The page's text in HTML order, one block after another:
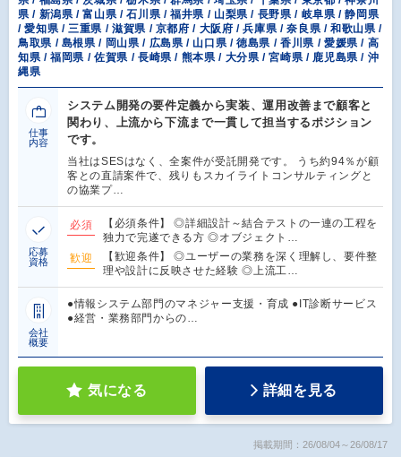
県 / 新潟県 / 富山県 / 石川県 / 福井県 / 山梨県 / 長野県 / 岐阜県 / 静岡県
/ 愛知県 / 三重県 / 滋賀県 / 京都府 / 大阪府 / 兵庫県 / 奈良県 / 和歌山県 /
鳥取県 / 島根県 / 岡山県 / 広島県 / 山口県 / 徳島県 / 香川県 / 愛媛県 / 高
知県 / 福岡県 / 佐賀県 / 長崎県 / 熊本県 / 大分県 / 宮崎県 / 鹿児島県 / 沖
縄県
仕事
内容
システム開発の要件定義から実装、運用改善まで顧客と
関わり、上流から下流まで一貫して担当するポジション
です。
当社はSESはなく、全案件が受託開発です。 うち約94％が顧
客との直請案件で、残りもスカイライトコンサルティングと
の協業プ…
応募
資格
必須
【必須条件】 ◎詳細設計～結合テストの一連の工程を
独力で完遂できる方 ◎オブジェクト…
歓迎
【歓迎条件】 ◎ユーザーの業務を深く理解し、要件整
理や設計に反映させた経験 ◎上流工…
会社
概要
●情報システム部門のマネジャー支援・育成 ●IT診断サービス
●経営・業務部門からの…
気になる 詳細を見る
掲載期間：26/08/04～26/08/17